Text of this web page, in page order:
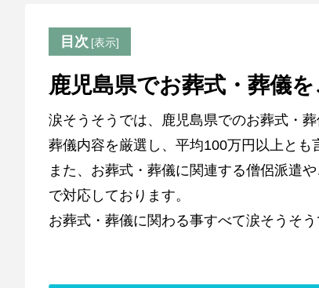
目次
鹿児島県でお葬式・葬儀
涙そうそうでは、鹿児島県でのお葬式・
葬儀内容を厳選し、平均100万円以上とも
また、お葬式・葬儀に関連する僧侶派遣
で対応しております。
お葬式・葬儀に関わる事すべて涙そうそ